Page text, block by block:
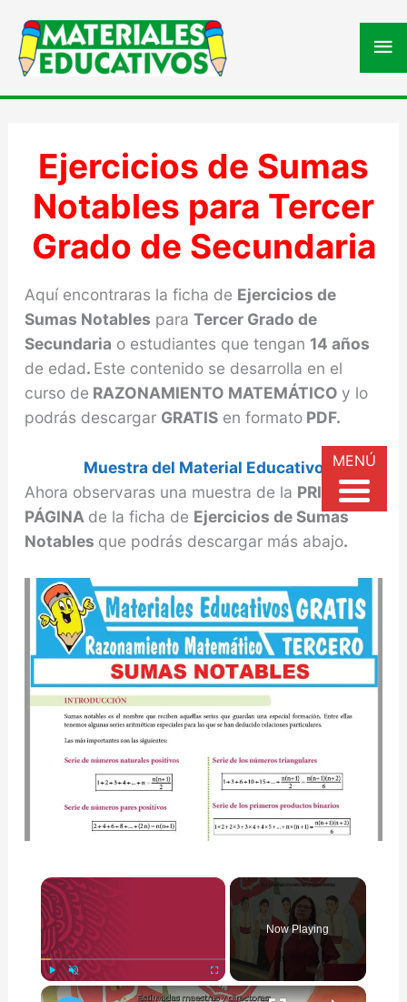
Ejercicios de Sumas
Notables para Tercer
Grado de Secundaria
Aquí encontraras la ficha de Ejercicios de
Sumas Notables para Tercer Grado de
Secundaria o estudiantes que tengan 14 años
de edad. Este contenido se desarrolla en el
curso de RAZONAMIENTO MATEMÁTICO y lo
podrás descargar GRATISen formatoPDF.
Muestra del Material Educativo
Ahora observaras una muestra de la PRIMERA
PÁGINA de la ficha de Ejercicios de Sumas
Notables que podrás descargar más abajo.
×
Play Unmute Fullscreen
Now Playing
×
MENÚ